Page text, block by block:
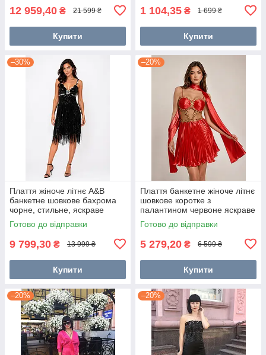
12 959,40 ₴ 21 599 ₴
Купити
1 104,35 ₴ 1 699 ₴
Купити
–30%
Плаття жіноче літнє A&B
банкетне шовкове бахрома
чорне, стильне, яскраве
модне
Готово до відправки
9 799,30 ₴ 13 999 ₴
Купити
–20%
Плаття банкетне жіноче літнє
шовкове коротке з
палантином червоне яскраве
модне стильне 38
Готово до відправки
5 279,20 ₴ 6 599 ₴
Купити
–20% –20%